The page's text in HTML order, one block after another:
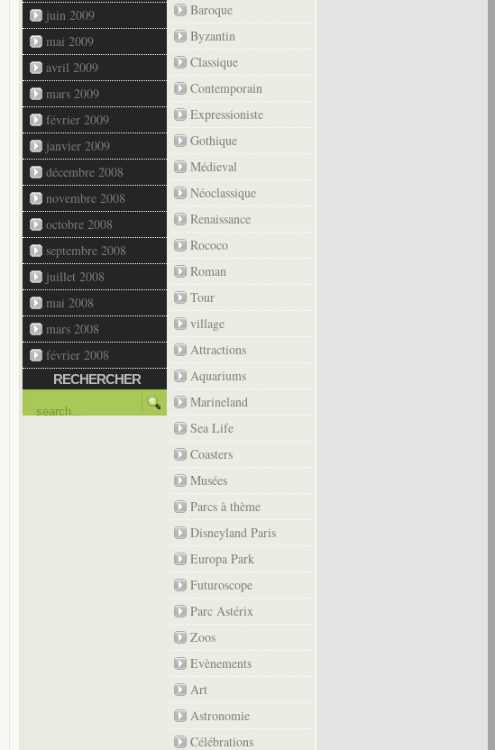
juin 2009
mai 2009
avril 2009
mars 2009
février 2009
janvier 2009
décembre 2008
novembre 2008
octobre 2008
septembre 2008
juillet 2008
mai 2008
mars 2008
février 2008
RECHERCHER
Baroque
Byzantin
Classique
Contemporain
Expressioniste
Gothique
Médieval
Néoclassique
Renaissance
Rococo
Roman
Tour
village
Attractions
Aquariums
Marineland
Sea Life
Coasters
Musées
Parcs à thème
Disneyland Paris
Europa Park
Futuroscope
Parc Astérix
Zoos
Evènements
Art
Astronomie
Célébrations